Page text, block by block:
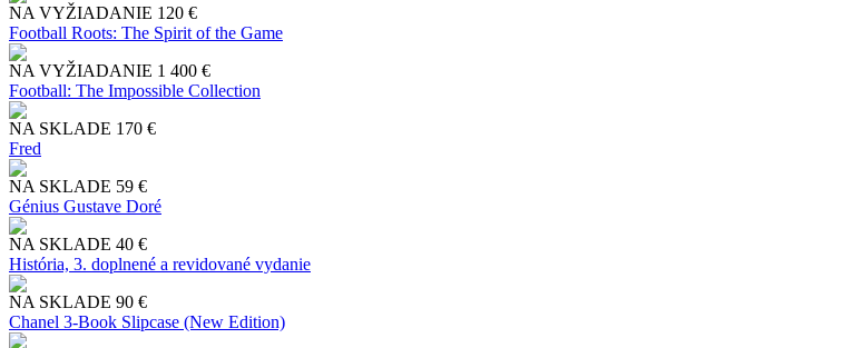
NA VYŽIADANIE 120 €
Football Roots: The Spirit of the Game
NA VYŽIADANIE 1 400 €
Football: The Impossible Collection
NA SKLADE 170 €
Fred
NA SKLADE 59 €
Génius Gustave Doré
NA SKLADE 40 €
História, 3. doplnené a revidované vydanie
NA SKLADE 90 €
Chanel 3-Book Slipcase (New Edition)